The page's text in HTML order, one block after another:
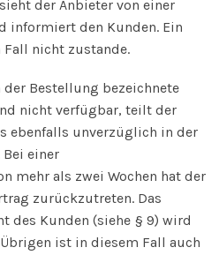
der Anbieter von einer
informiert den Kunden. Ein
nicht zustande.
Bestellung bezeichnete
nicht verfügbar, teilt der
ebenfalls unverzüglich in der
einer
mehr als zwei Wochen hat der
zurückzutreten. Das
des Kunden (siehe § 9) wird
ist in diesem Fall auch